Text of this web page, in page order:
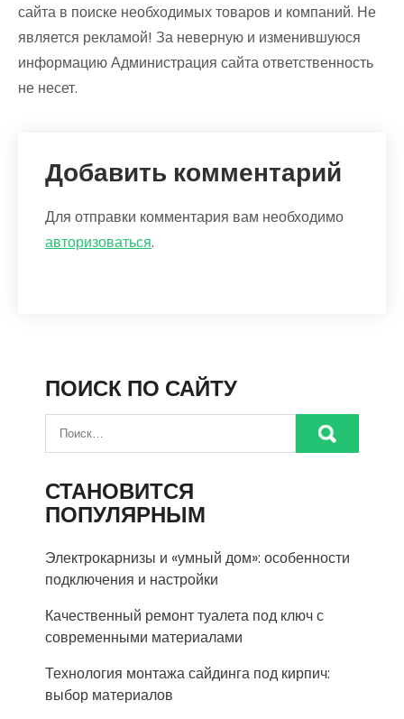
сайта в поиске необходимых товаров и компаний. Не
является рекламой! За неверную и изменившуюся
информацию Администрация сайта ответственность
не несет.
Добавить комментарий
Для отправки комментария вам необходимо
авторизоваться.
ПОИСК ПО САЙТУ
СТАНОВИТСЯ
ПОПУЛЯРНЫМ
Электрокарнизы и «умный дом»: особенности
подключения и настройки
Качественный ремонт туалета под ключ с
современными материалами
Технология монтажа сайдинга под кирпич:
выбор материалов